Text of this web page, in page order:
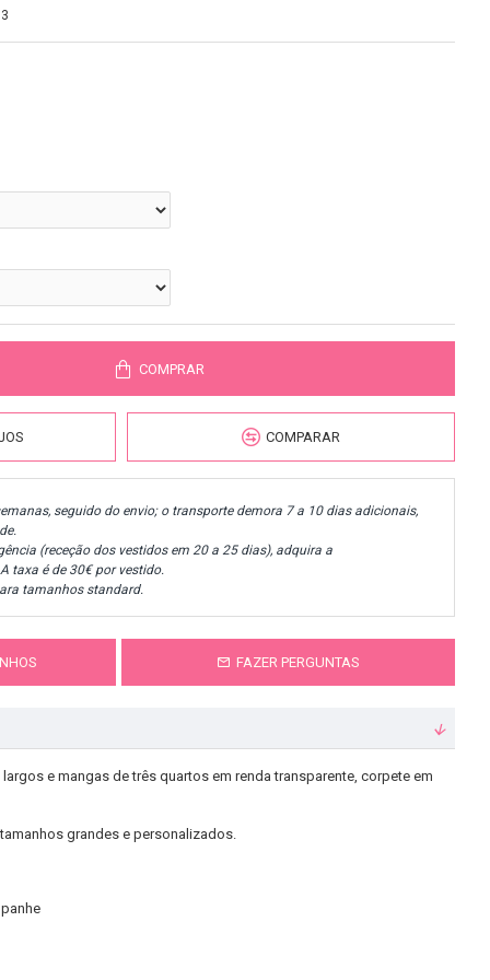
COMPRAR
COMPARAR
seguido do envio; o transporte demora 7 a 10 dias adicionais,
(receção dos vestidos em 20 a 25 dias), adquira a
taxa é de 30€ por vestido.
tamanhos standard.
FAZER PERGUNTAS
e mangas de três quartos em renda transparente, corpete em
grandes e personalizados.